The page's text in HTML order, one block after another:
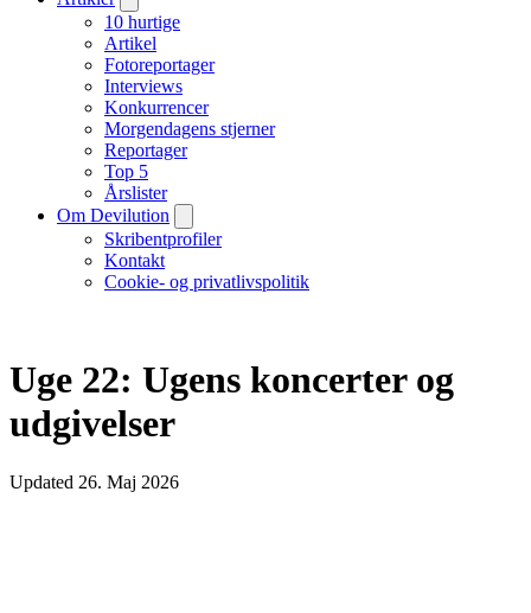
10 hurtige
Artikel
Fotoreportager
Interviews
Konkurrencer
Morgendagens stjerner
Reportager
Top 5
Årslister
Om Devilution
Skribentprofiler
Kontakt
Cookie- og privatlivspolitik
Uge 22: Ugens koncerter og
udgivelser
Updated 26. Maj 2026